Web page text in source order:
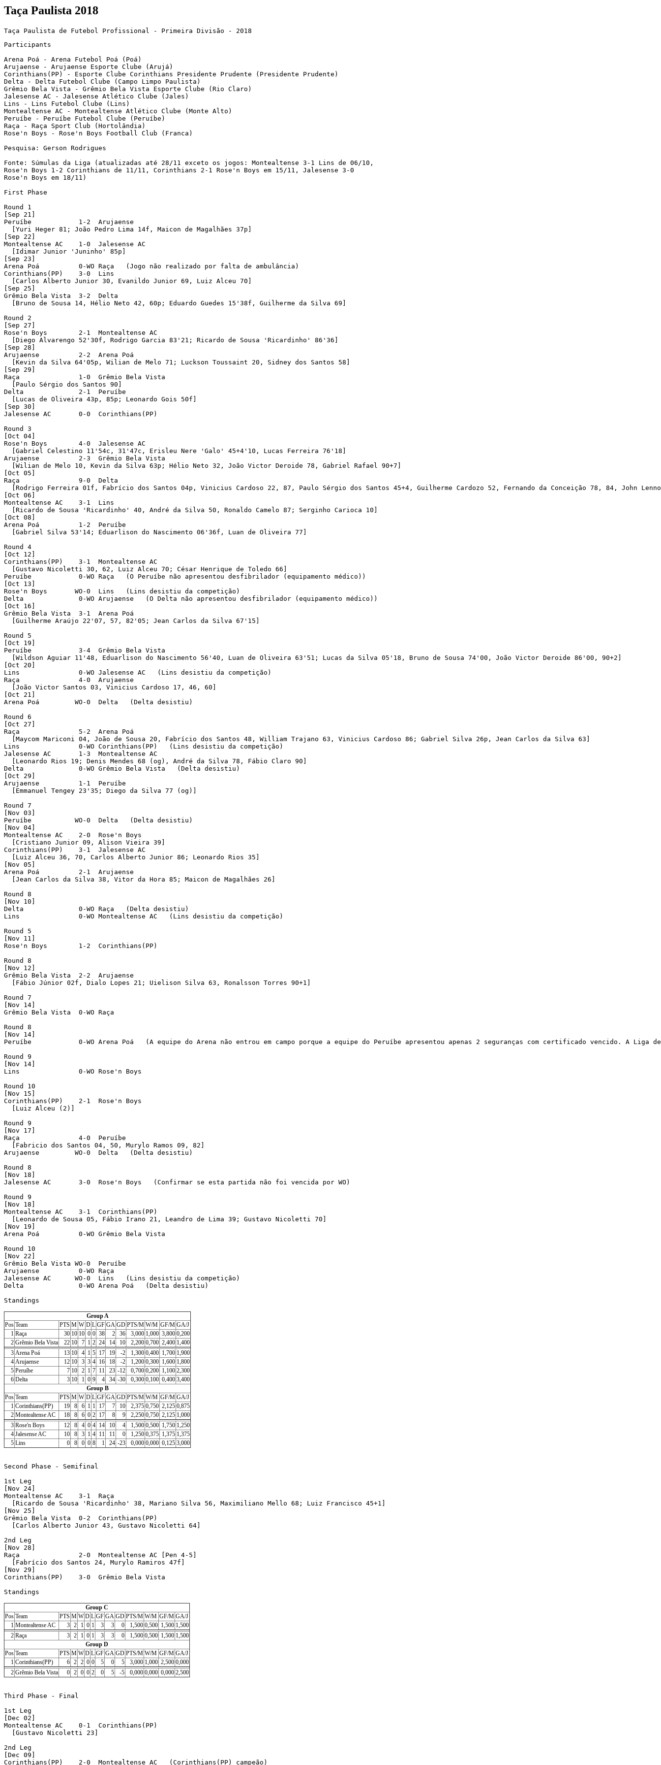
Taça Paulista 2018
Participants
Arena Poá - Arena Futebol Poá (Poá)
Arujaense - Arujaense Esporte Clube (Arujá)
Corinthians(PP) - Esporte Clube Corinthians Presidente Prudente (Presidente Prudente)
Delta - Delta Futebol Clube (Campo Limpo Paulista)
Grêmio Bela Vista - Grêmio Bela Vista Esporte Clube (Rio Claro)
Jalesense AC - Jalesense Atlético Clube (Jales)
Lins - Lins Futebol Clube (Lins)
Montealtense AC - Montealtense Atlético Clube (Monte Alto)
Peruíbe - Peruíbe Futebol Clube (Peruíbe)
Raça - Raça Sport Club (Hortolândia)
Rose'n Boys - Rose'n Boys Football Club (Franca)
Pesquisa: Gerson Rodrigues
Fonte: Súmulas da Liga (atualizadas até 28/11 exceto os jogos: Montealtense 3-1 Lins de 06/10,
Rose'n Boys 1-2 Corinthians de 11/11, Corinthians 2-1 Rose'n Boys em 15/11, Jalesense 3-0
Rose'n Boys em 18/11)
First Phase
Round 1
[Sep 21]
Peruíbe            1-2  Arujaense
  [Yuri Heger 81; João Pedro Lima 14f, Maicon de Magalhães 37p]
[Sep 22]
Montealtense AC    1-0  Jalesense AC
  [Idimar Junior 'Juninho' 85p]
[Sep 23]
Arena Poá          0-WO Raça   (Jogo não realizado por falta de ambulância)
Corinthians(PP)    3-0  Lins
  [Carlos Alberto Junior 30, Evanildo Junior 69, Luiz Alceu 70]
[Sep 25]
Grêmio Bela Vista  3-2  Delta
  [Bruno de Sousa 14, Hélio Neto 42, 60p; Eduardo Guedes 15'38f, Guilherme da Silva 69]
Round 2
[Sep 27]
Rose'n Boys        2-1  Montealtense AC
  [Diego Alvarengo 52'30f, Rodrigo Garcia 83'21; Ricardo de Sousa 'Ricardinho' 86'36]
[Sep 28]
Arujaense          2-2  Arena Poá
  [Kevin da Silva 64'05p, Wilian de Melo 71; Luckson Toussaint 20, Sidney dos Santos 58]
[Sep 29]
Raça               1-0  Grêmio Bela Vista
  [Paulo Sérgio dos Santos 90]
Delta              2-1  Peruíbe
  [Lucas de Oliveira 43p, 85p; Leonardo Gois 50f]
[Sep 30]
Jalesense AC       0-0  Corinthians(PP)
Round 3
[Oct 04]
Rose'n Boys        4-0  Jalesense AC
  [Gabriel Celestino 11'54c, 31'47c, Erisleu Nere 'Galo' 45+4'10, Lucas Ferreira 76'18]
Arujaense          2-3  Grêmio Bela Vista
  [Wilian de Melo 10, Kevin da Silva 63p; Hélio Neto 32, João Victor Deroide 78, Gabriel Rafael 90+7]
[Oct 05]
Raça               9-0  Delta
[Rodrigo Ferreira 01f, Fabrício dos Santos 04p, Vinicius Cardoso 22, 87, Paulo Sérgio dos Santos 45+4, Guilherme Cardozo 52, Fernando da Conceição 78, 84, John
[Oct 06]
Montealtense AC    3-1  Lins
  [Ricardo de Sousa 'Ricardinho' 40, André da Silva 50, Ronaldo Camelo 87; Serginho Carioca 10]
[Oct 08]
Arena Poá          1-2  Peruíbe
  [Gabriel Silva 53'14; Eduarlison do Nascimento 06'36f, Luan de Oliveira 77]
Round 4
[Oct 12]
Corinthians(PP)    3-1  Montealtense AC
  [Gustavo Nicoletti 30, 62, Luiz Alceu 70; César Henrique de Toledo 66]
Peruíbe            0-WO Raça   (O Peruíbe não apresentou desfibrilador (equipamento médico))
[Oct 13]
Rose'n Boys       WO-0  Lins   (Lins desistiu da competição)
Delta              0-WO Arujaense   (O Delta não apresentou desfibrilador (equipamento médico))
[Oct 16]
Grêmio Bela Vista  3-1  Arena Poá
  [Guilherme Araújo 22'07, 57, 82'05; Jean Carlos da Silva 67'15]
Round 5
[Oct 19]
Peruíbe            3-4  Grêmio Bela Vista
  [Wildson Aguiar 11'48, Eduarlison do Nascimento 56'40, Luan de Oliveira 63'51; Lucas da Silva 05'18, Bruno de Sousa 74'00, João Victor Deroide 86'00, 90+2]
[Oct 20]
Lins               0-WO Jalesense AC   (Lins desistiu da competição)
Raça               4-0  Arujaense
  [João Victor Santos 03, Vinicius Cardoso 17, 46, 60]
[Oct 21]
Arena Poá         WO-0  Delta   (Delta desistiu)
Round 6
[Oct 27]
Raça               5-2  Arena Poá
  [Maycom Mariconi 04, João de Sousa 20, Fabrício dos Santos 48, William Trajano 63, Vinicius Cardoso 86; Gabriel Silva 26p, Jean Carlos da Silva 63]
Lins               0-WO Corinthians(PP)   (Lins desistiu da competição)
Jalesense AC       1-3  Montealtense AC
  [Leonardo Rios 19; Denis Mendes 68 (og), André da Silva 78, Fábio Claro 90]
Delta              0-WO Grêmio Bela Vista   (Delta desistiu)
[Oct 29]
Arujaense          1-1  Peruíbe
  [Emmanuel Tengey 23'35; Diego da Silva 77 (og)]
Round 7
[Nov 03]
Peruíbe           WO-0  Delta   (Delta desistiu)
[Nov 04]
Montealtense AC    2-0  Rose'n Boys
  [Cristiano Junior 09, Alison Vieira 39]
Corinthians(PP)    3-1  Jalesense AC
  [Luiz Alceu 36, 70, Carlos Alberto Junior 86; Leonardo Rios 35]
[Nov 05]
Arena Poá          2-1  Arujaense
  [Jean Carlos da Silva 38, Vitor da Hora 85; Maicon de Magalhães 26]
Round 8
[Nov 10]
Delta              0-WO Raça   (Delta desistiu)
Lins               0-WO Montealtense AC   (Lins desistiu da competição)
Round 5
[Nov 11]
Rose'n Boys        1-2  Corinthians(PP)
Round 8
[Nov 12]
Grêmio Bela Vista  2-2  Arujaense
  [Fábio Júnior 02f, Dialo Lopes 21; Uielison Silva 63, Ronalsson Torres 90+1]
Round 7
[Nov 14]
Grêmio Bela Vista  0-WO Raça
Round 8
[Nov 14]
Peruíbe            0-WO Arena Poá   (A equipe do Arena não entrou em campo porque a equipe do Peruíbe apresentou apenas 2 seguranças com certificado vencido. A Liga
Round 9
[Nov 14]
Lins               0-WO Rose'n Boys
Round 10
[Nov 15]
Corinthians(PP)    2-1  Rose'n Boys
  [Luiz Alceu (2)]
Round 9
[Nov 17]
Raça               4-0  Peruíbe
  [Fabricio dos Santos 04, 50, Murylo Ramos 09, 82]
Arujaense         WO-0  Delta   (Delta desistiu)
Round 8
[Nov 18]
Jalesense AC       3-0  Rose'n Boys   (Confirmar se esta partida não foi vencida por WO)
Round 9
[Nov 18]
Montealtense AC    3-1  Corinthians(PP)
  [Leonardo de Sousa 05, Fábio Irano 21, Leandro de Lima 39; Gustavo Nicoletti 70]
[Nov 19]
Arena Poá          0-WO Grêmio Bela Vista
Round 10
[Nov 22]
Grêmio Bela Vista WO-0  Peruíbe
Arujaense          0-WO Raça
Jalesense AC      WO-0  Lins   (Lins desistiu da competição)
Delta              0-WO Arena Poá   (Delta desistiu)
Standings
Group A
Pos Team PTS M W D L GF GA GD PTS/M W/M GF/M GA/J
1 Raça 30 10 10 0 0 38 2 36 3,000 1,000 3,800 0,200
2 Grêmio Bela Vista 22 10 7 1 2 24 14 10 2,200 0,700 2,400 1,400
3 Arena Poá 13 10 4 1 5 17 19 -2 1,300 0,400 1,700 1,900
4 Arujaense 12 10 3 3 4 16 18 -2 1,200 0,300 1,600 1,800
5 Peruíbe 7 10 2 1 7 11 23 -12 0,700 0,200 1,100 2,300
6 Delta 3 10 1 0 9 4 34 -30 0,300 0,100 0,400 3,400
Group B
Pos Team PTS M W D L GF GA GD PTS/M W/M GF/M GA/J
1 Corinthians(PP) 19 8 6 1 1 17 7 10 2,375 0,750 2,125 0,875
2 Montealtense AC 18 8 6 0 2 17 8 9 2,250 0,750 2,125 1,000
3 Rose'n Boys 12 8 4 0 4 14 10 4 1,500 0,500 1,750 1,250
4 Jalesense AC 10 8 3 1 4 11 11 0 1,250 0,375 1,375 1,375
5 Lins 0 8 0 0 8 1 24 -23 0,000 0,000 0,125 3,000
Second Phase - Semifinal
1st Leg
[Nov 24]
Montealtense AC    3-1  Raça
  [Ricardo de Sousa 'Ricardinho' 38, Mariano Silva 56, Maximiliano Mello 68; Luiz Francisco 45+1]
[Nov 25]
Grêmio Bela Vista  0-2  Corinthians(PP)
  [Carlos Alberto Junior 43, Gustavo Nicoletti 64]
2nd Leg
[Nov 28]
Raça               2-0  Montealtense AC [Pen 4-5]
  [Fabrício dos Santos 24, Murylo Ramiros 47f]
[Nov 29]
Corinthians(PP)    3-0  Grêmio Bela Vista
Standings
Group C
Pos Team PTS M W D L GF GA GD PTS/M W/M GF/M GA/J
1 Montealtense AC 3 2 1 0 1 3 3 0 1,500 0,500 1,500 1,500
2 Raça 3 2 1 0 1 3 3 0 1,500 0,500 1,500 1,500
Group D
Pos Team PTS M W D L GF GA GD PTS/M W/M GF/M GA/J
1 Corinthians(PP) 6 2 2 0 0 5 0 5 3,000 1,000 2,500 0,000
2 Grêmio Bela Vista 0 2 0 0 2 0 5 -5 0,000 0,000 0,000 2,500
Third Phase - Final
1st Leg
[Dec 02]
Montealtense AC    0-1  Corinthians(PP)
  [Gustavo Nicoletti 23]
2nd Leg
[Dec 09]
Corinthians(PP)    2-0  Montealtense AC   (Corinthians(PP) campeão)